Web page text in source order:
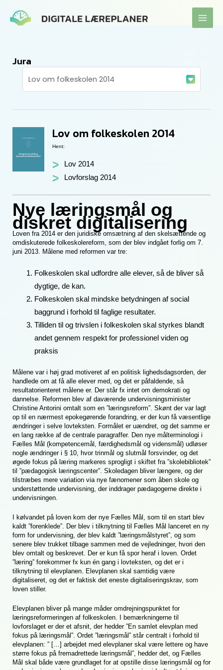
Jura
Lov om folkeskolen 2014
Hent:
Lov 2014
Lovforslag 2014
Nye læringsmål og
diskret digitalisering
Loven fra 2014 er den juridiske omsætning af den skelsættende og
omdiskuterede folkeskolereform, som der blev indgået forlig om 7.
juni 2013. Målene med reformen var tre:
Folkeskolen skal udfordre alle elever, så de bliver så
dygtige, de kan.
Folkeskolen skal mindske betydningen af social
baggrund i forhold til faglige resultater.
Tilliden til og trivslen i folkeskolen skal styrkes blandt
andet gennem respekt for professionel viden og
praksis
Målene var i høj grad motiveret af en politisk lighedsdagsorden, der
handlede om at få alle elever med, og det er påfaldende, så
resultatorienteret målene er. Der står fx intet om demokrati og
dannelse. Reformen blev af daværende undervisningsminister
Christine Antorini omtalt som en ”læringsreform”. Skønt der var lagt
op til en nærmest epokegørende forandring, er der kun få væsentlige
ændringer i selve lovteksten. Formålet er uændret, og det samme er
en lang række af de centrale paragraffer. Den nye målterminologi i
Fælles Mål (kompetencemål, færdighedsmål og vidensmål) udløser
nogle ændringer i § 10, hvor trinmål og slutmål forsvinder, og det
øgede fokus på læring markeres sprogligt i skiftet fra ”skolebibliotek”
til ”pædagogisk læringscenter”. Skoledagen bliver længere, og der
tilstræbes mere variation via nye fænomener som åben skole og
understøttende undervisning, der inddrager pædagogerne direkte i
undervisningen.
I kølvandet på loven kom der nye Fælles Mål, som til en start blev
kaldt ”forenklede”. Der blev i tilknytning til Fælles Mål lanceret en ny
form for undervisning, der blev kaldt ”læringsmålstyret”, og som
senere blev trukket tilbage sammen med de vejledninger, hvori den
blev omtalt og beskrevet. Der er kun få spor heraf i loven. Ordet
”læring” forekommer fx kun én gang i lovteksten, og det er i
tilknytning til elevplanen. Elevplanen skal samtidig være
digitaliseret, og det er faktisk det eneste digitaliseringskrav, som
loven stiller.
Elevplanen bliver på mange måder omdrejningspunktet for
læringsreformeringen af folkeskolen. I bemærkningerne til
lovforslaget er der et afsnit, der hedder ”En samlet elevplan med
fokus på læringsmål”. Ordet ”læringsmål” står centralt i forhold til
elevplanen: ” […] arbejdet med elevplaner skal være lettere og have
større fokus på fremadrettede læringsmål”, hedder det, og Fælles
Mål skal både være grundlaget for at opstille disse læringsmål og for